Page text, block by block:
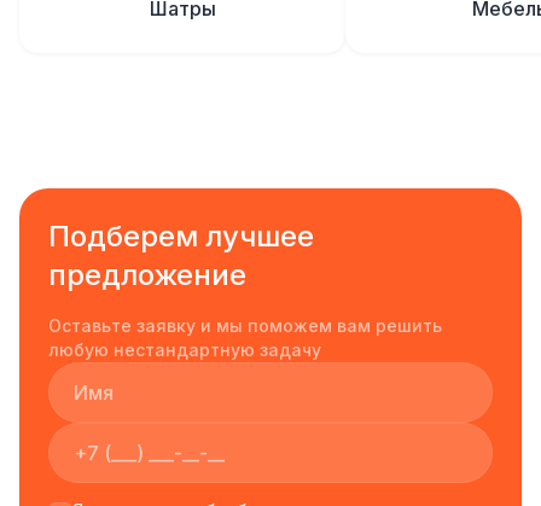
Шатры
Подберем лучшее
предложение
Оставьте заявку и мы поможем вам решить
любую нестандартную задачу